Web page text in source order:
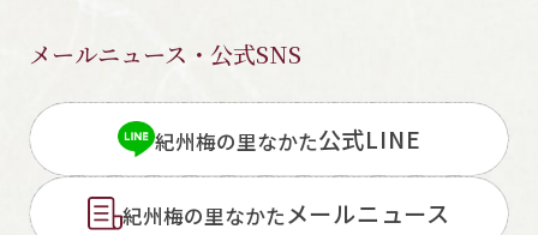
メールニュース・公式SNS
紀州梅の里なかた公式LINE
紀州梅の里なかたメールニュース